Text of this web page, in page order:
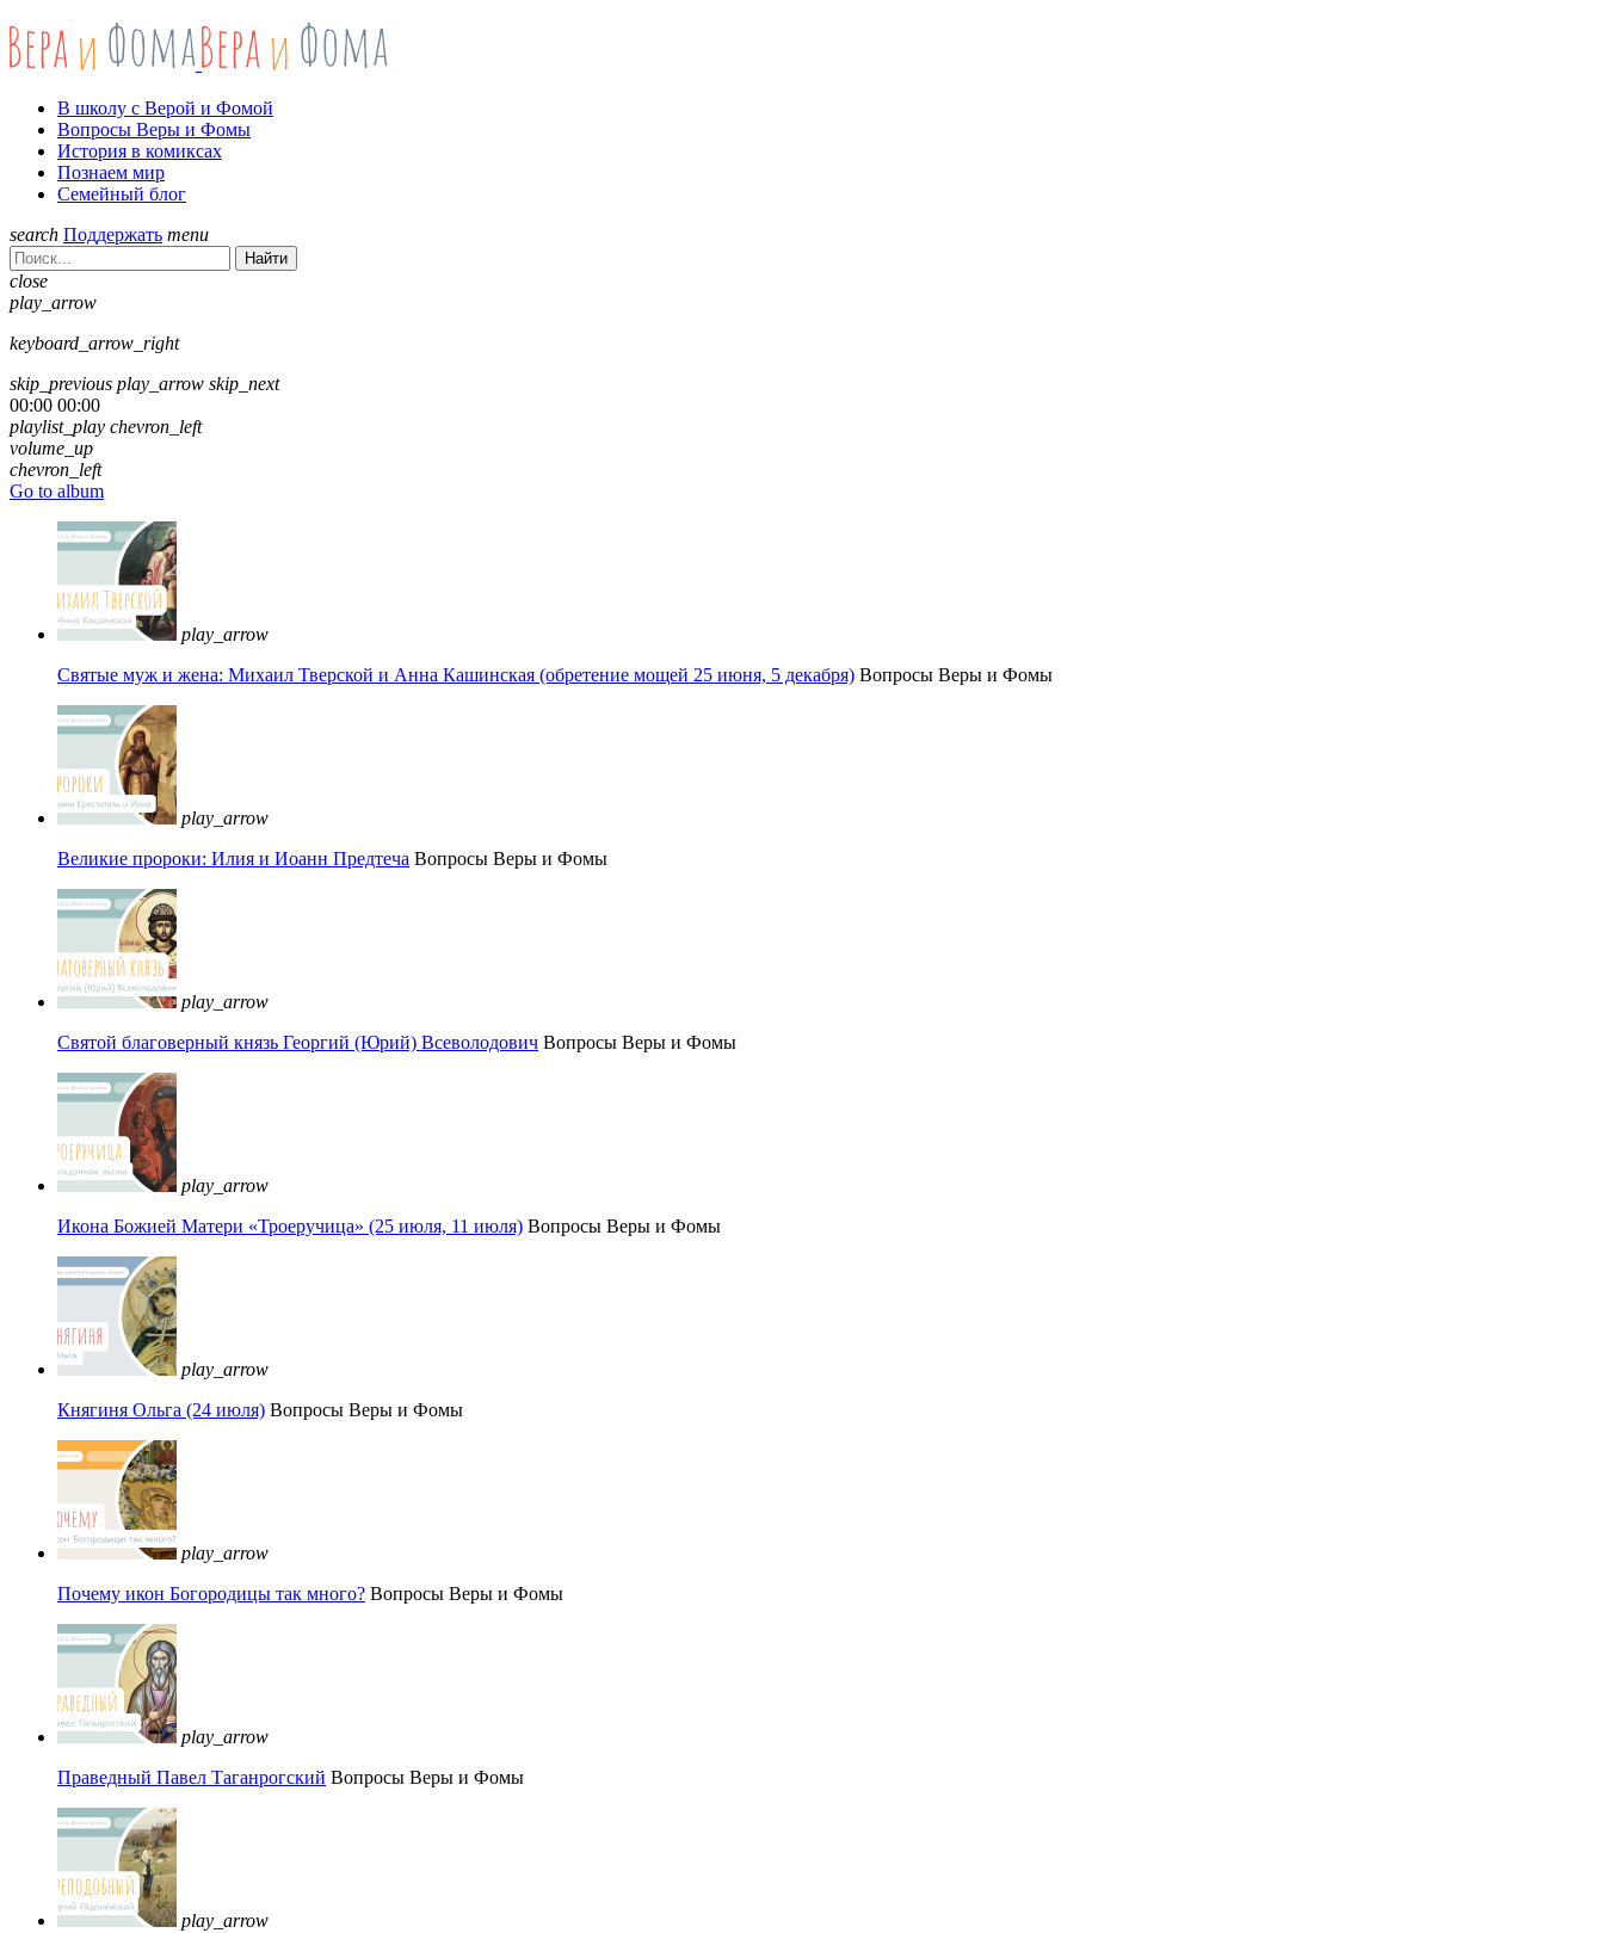
В школу с Верой и Фомой
Вопросы Веры и Фомы
История в комиксах
Познаем мир
Семейный блог
search Поддержать menu
Найти
close
play_arrow
keyboard_arrow_right
skip_previous play_arrow skip_next
00:00 00:00
playlist_play chevron_left
volume_up
chevron_left
Go to album
play_arrow
Святые муж и жена: Михаил Тверской и Анна Кашинская (обретение мощей 25 июня, 5 декабря) Вопросы Веры и Фомы
play_arrow
Великие пророки: Илия и Иоанн Предтеча Вопросы Веры и Фомы
play_arrow
Святой благоверный князь Георгий (Юрий) Всеволодович Вопросы Веры и Фомы
play_arrow
Икона Божией Матери «Троеручица» (25 июля, 11 июля) Вопросы Веры и Фомы
play_arrow
Княгиня Ольга (24 июля) Вопросы Веры и Фомы
play_arrow
Почему икон Богородицы так много? Вопросы Веры и Фомы
play_arrow
Праведный Павел Таганрогский Вопросы Веры и Фомы
play_arrow